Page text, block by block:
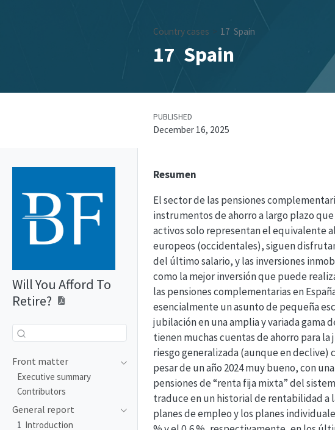
Country cases 17 Spain
17 Spain
PUBLISHED
December 16, 2025
Will You Afford To
Retire?
Front matter
Executive summary
Contributors
General report
1 Introduction
Resumen
El sector de las pensiones
instrumentos de ahorro a largo plazo
activos solo representan el equivalente
europeos (occidentales), siguen
del último salario, y las inversiones
como la mejor inversión que puede
las pensiones complementarias en
esencialmente un asunto de pequeña
jubilación en una amplia y variada gama
tienen muchas cuentas de ahorro para
riesgo generalizada (aunque en declive)
pesar de un año 2024 muy bueno, con
pensiones de “renta fija mixta” del
traduce en un historial de rentabilidad a
planes de empleo y los planes